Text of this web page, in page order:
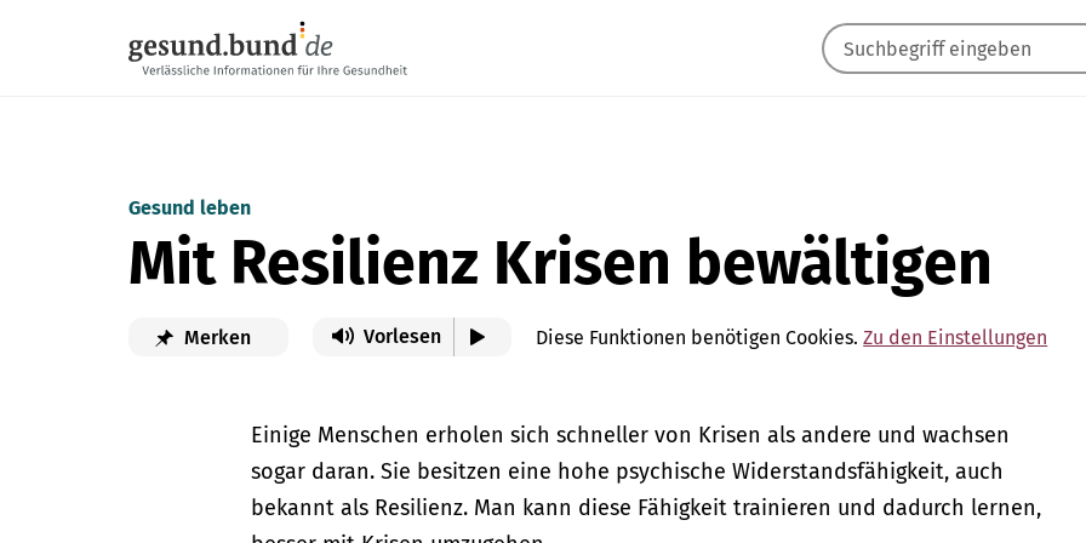
Gesund leben
Mit Resilienz Krisen bewältigen
Merken Vorlesen Diese Funktionen benötigen Cookies.Zu den Einstellungen
Einige Menschen erholen sich schneller von Krisen als andere und wachsen
sogar daran. Sie besitzen eine hohe psychische Widerstandsfähigkeit, auch
bekannt als Resilienz. Man kann diese Fähigkeit trainieren und dadurch lernen,